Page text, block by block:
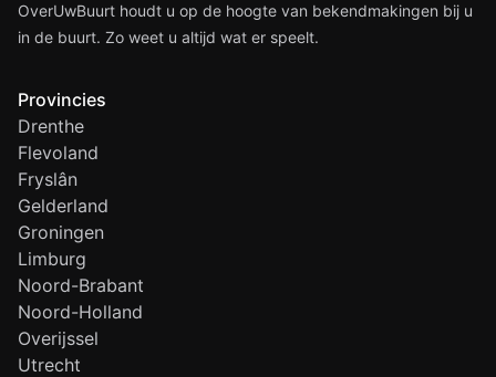
OverUwBuurt houdt u op de hoogte van bekendmakingen bij u
in de buurt. Zo weet u altijd wat er speelt.
Provincies
Drenthe
Flevoland
Fryslân
Gelderland
Groningen
Limburg
Noord-Brabant
Noord-Holland
Overijssel
Utrecht